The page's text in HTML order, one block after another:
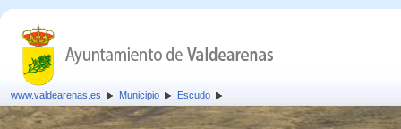
www.valdearenas.es Municipio Escudo